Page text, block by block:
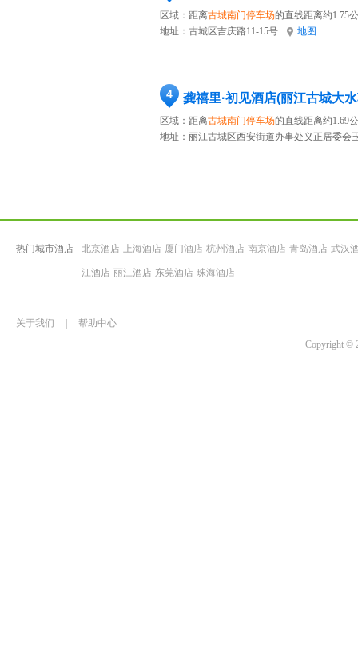
区域：距离古城南门停车场的直线距离约1.75
地址： 古城区吉庆路11-15号 地图
4 龚禧里·初见酒店(丽江古城大
区域：距离古城南门停车场的直线距离约1.69
地址： 丽江古城区西安街道办事处义正居委会
热门城市酒店 北京酒店 上海酒店 厦门酒店 杭州酒店 南京酒店 青岛酒店 武汉
江酒店 丽江酒店 东莞酒店 珠海酒店
关于我们
帮助中心
Copyright ©